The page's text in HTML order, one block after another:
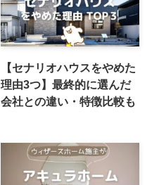
【セナリオハウスをやめた
理由3つ】最終的に選んだ
会社との違い・特徴比較も